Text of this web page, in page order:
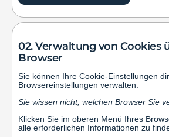
02. Verwaltung von Cookies
Browser
Sie können Ihre Cookie-Einstellungen
Browsereinstellungen verwalten.
Sie wissen nicht, welchen Browser Sie
Klicken Sie im oberen Menü Ihres
alle erforderlichen Informationen zu